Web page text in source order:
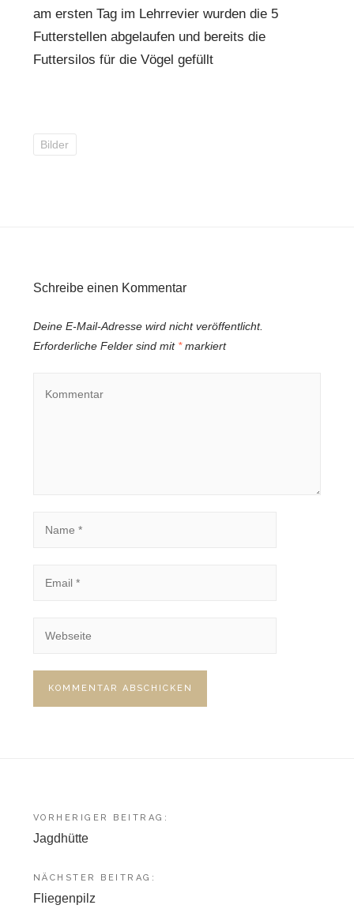
am ersten Tag im Lehrrevier wurden die 5
Futterstellen abgelaufen und bereits die
Futtersilos für die Vögel gefüllt
Bilder
Schreibe einen Kommentar
Deine E-Mail-Adresse wird nicht veröffentlicht.
Erforderliche Felder sind mit *markiert
Beitragsnavigation
VORHERIGER BEITRAG:
Jagdhütte
NÄCHSTER BEITRAG:
Fliegenpilz